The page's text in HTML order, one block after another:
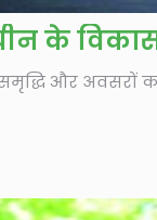
के
और अवसरों